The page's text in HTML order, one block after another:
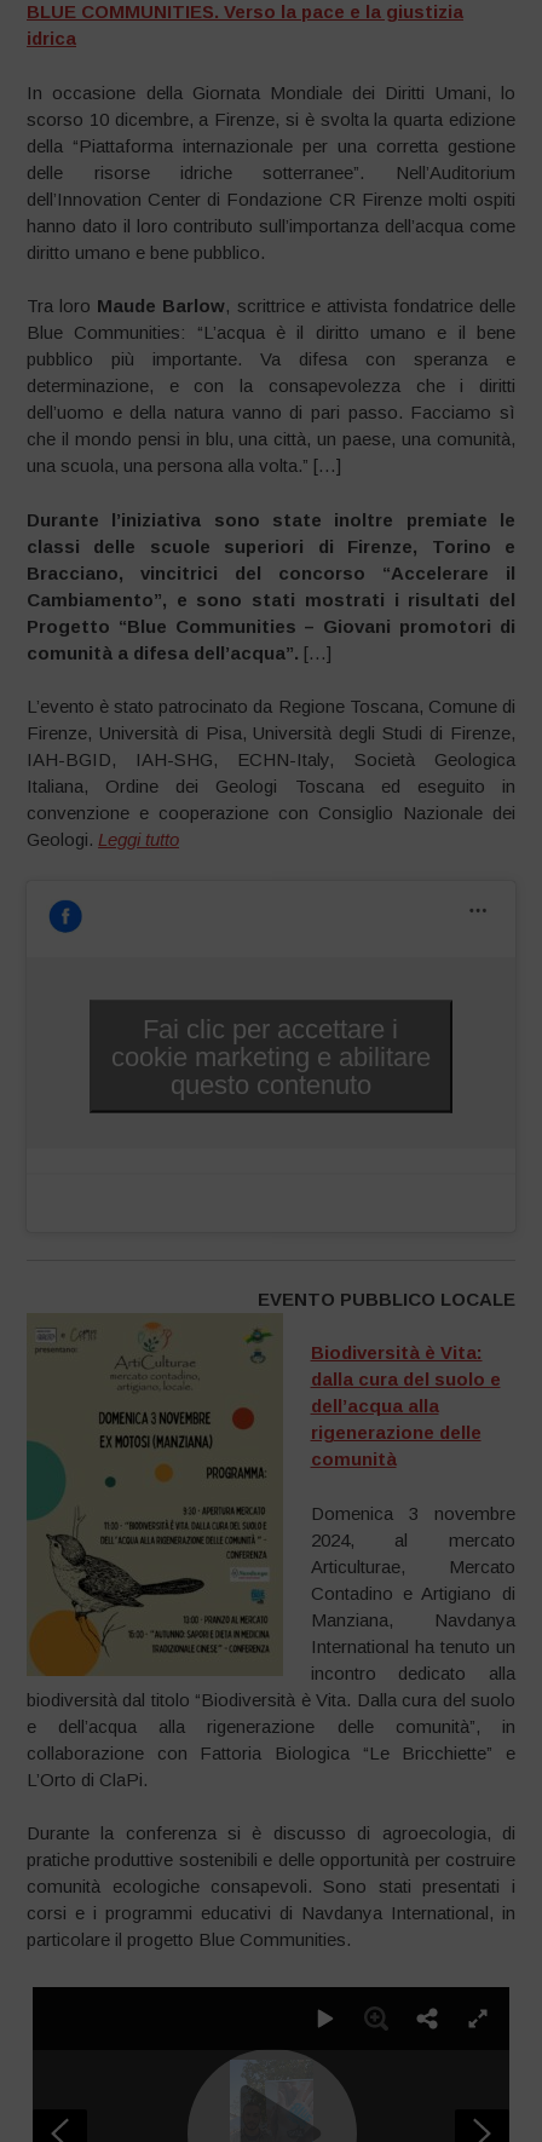
BLUE COMMUNITIES. Verso la pace e la giustizia
idrica
In occasione della Giornata Mondiale dei Diritti Umani, lo
scorso 10 dicembre, a Firenze, si è svolta la quarta edizione
della “Piattaforma internazionale per una corretta gestione
delle risorse idriche sotterranee”. Nell’Auditorium
dell’Innovation Center di Fondazione CR Firenze molti ospiti
hanno dato il loro contributo sull’importanza dell’acqua come
diritto umano e bene pubblico.
Tra loro Maude Barlow, scrittrice e attivista fondatrice delle
Blue Communities: “L’acqua è il diritto umano e il bene
pubblico più importante. Va difesa con speranza e
determinazione, e con la consapevolezza che i diritti
dell’uomo e della natura vanno di pari passo. Facciamo sì
che il mondo pensi in blu, una città, un paese, una comunità,
una scuola, una persona alla volta.” […]
Durante l’iniziativa sono state inoltre premiate le
classi delle scuole superiori di Firenze, Torino e
Bracciano, vincitrici del concorso “Accelerare il
Cambiamento”, e sono stati mostrati i risultati del
Progetto “Blue Communities – Giovani promotori di
comunità a difesa dell’acqua”. […]
L’evento è stato patrocinato da Regione Toscana, Comune di
Firenze, Università di Pisa, Università degli Studi di Firenze,
IAH-BGID, IAH-SHG, ECHN-Italy, Società Geologica
Italiana, Ordine dei Geologi Toscana ed eseguito in
convenzione e cooperazione con Consiglio Nazionale dei
Geologi. Leggi tutto
Fai clic per accettare i
cookie marketing e abilitare
questo contenuto
EVENTO PUBBLICO LOCALE
Biodiversità è Vita:
dalla cura del suolo e
dell’acqua alla
rigenerazione delle
comunità
Domenica 3 novembre
2024, al mercato
Articulturae, Mercato
Contadino e Artigiano di
Manziana, Navdanya
International ha tenuto un
incontro dedicato alla
biodiversità dal titolo “Biodiversità è Vita. Dalla cura del suolo
e dell’acqua alla rigenerazione delle comunità”, in
collaborazione con Fattoria Biologica “Le Bricchiette” e
L’Orto di ClaPi.
Durante la conferenza si è discusso di agroecologia, di
pratiche produttive sostenibili e delle opportunità per costruire
comunità ecologiche consapevoli. Sono stati presentati i
corsi e i programmi educativi di Navdanya International, in
particolare il progetto Blue Communities.